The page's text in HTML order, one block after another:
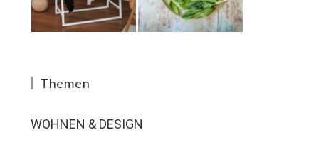
Themen
WOHNEN & DESIGN